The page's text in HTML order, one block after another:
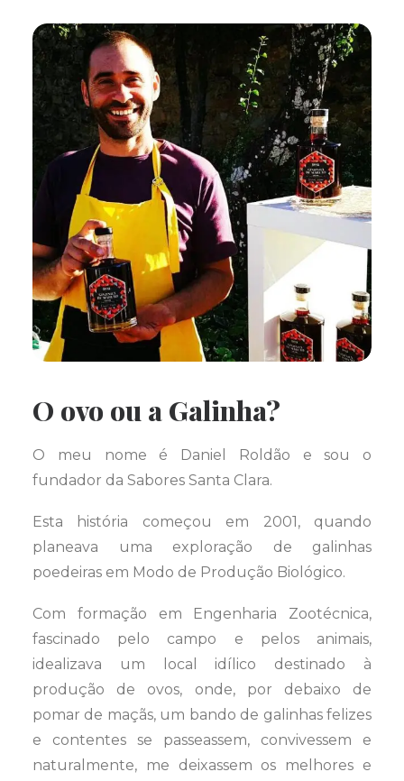
O ovo ou a Galinha?
O meu nome é Daniel Roldão e sou o
fundador da Sabores Santa Clara.
Esta história começou em 2001, quando
planeava uma exploração de galinhas
poedeiras em Modo de Produção Biológico.
Com formação em Engenharia Zootécnica,
fascinado pelo campo e pelos animais,
idealizava um local idílico destinado à
produção de ovos, onde, por debaixo de
pomar de maçãs, um bando de galinhas felizes
e contentes se passeassem, convivessem e
naturalmente, me deixassem os melhores e